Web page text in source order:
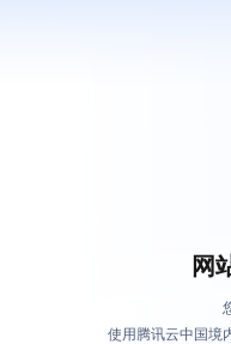
网
使用腾讯云中国境